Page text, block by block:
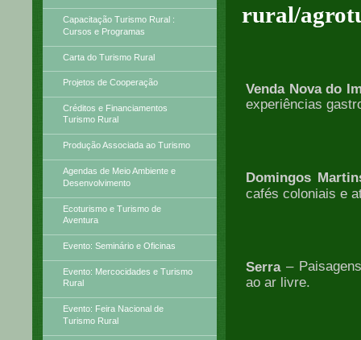
Capacitação Turismo Rural :
Cursos e Programas
Carta do Turismo Rural
Projetos de Cooperação
Créditos e Financiamentos
Turismo Rural
Produção Associada ao Turismo
Agendas de Meio Ambiente e
Desenvolvimento
Ecoturismo e Turismo de
Aventura
Evento: Seminário e Oficinas
Evento: Mercocidades e Turismo
Rural
Evento: Feira Nacional de
Turismo Rural
rural/
Venda Nova do
experiências
Domingos
cafés coloniais e
Serra–
ao ar livre.